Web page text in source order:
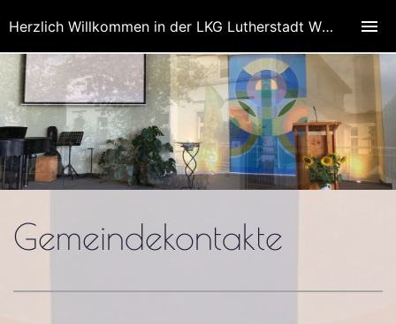
Gemeindekontakte
Herzlich Willkommen in der LKG Lutherstadt Wittenberg, Bezirk Wittenberg